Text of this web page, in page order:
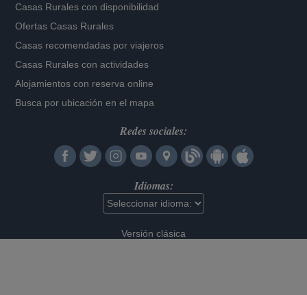
Casas Rurales con disponibilidad
Ofertas Casas Rurales
Casas recomendadas por viajeros
Casas Rurales con actividades
Alojamientos con reserva online
Busca por ubicación en el mapa
Redes sociales:
Idiomas:
Versión clásica